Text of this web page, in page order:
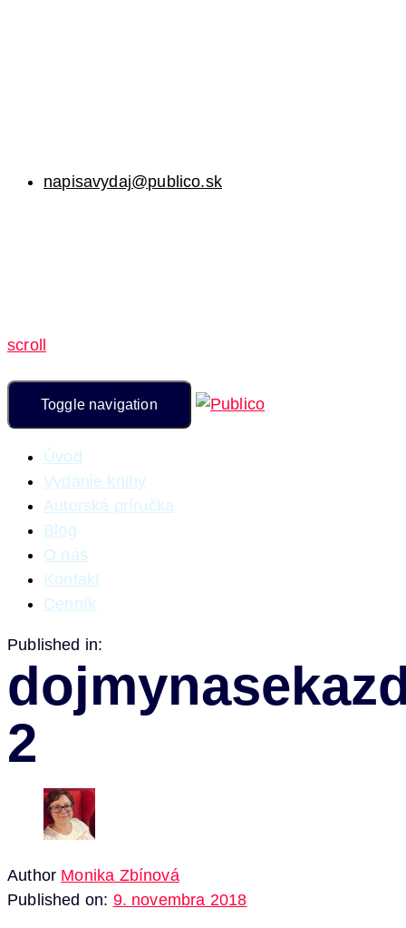
napisavydaj@publico.sk
scroll
Toggle navigation
Úvod
Vydanie knihy
Autorská príručka
Blog
O nás
Kontakt
Cenník
Published in:
2
Author Monika Zbínová
Published on: 9. novembra 2018